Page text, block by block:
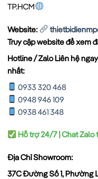
TP.HCM
Website:
Truy cập website để xem
Hotline / Zalo Liên hệ
nhất:
0933 320 468
0948 946 109
0938 461 348
Hỗ trợ 24/7 | Chat Zalo
Địa Chỉ Showroom:
37C Đường Số 1, Phường